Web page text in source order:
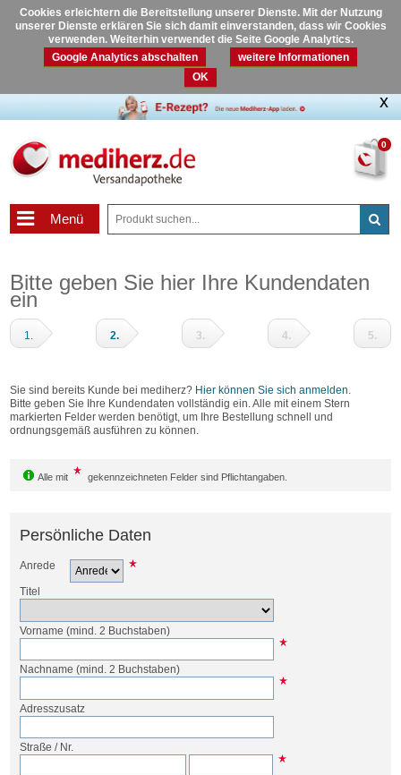
Cookies erleichtern die Bereitstellung unserer Dienste. Mit der Nutzung
unserer Dienste erklären Sie sich damit einverstanden, dass wir Cookies
verwenden. Weiterhin verwendet die Seite Google Analytics.
Google Analytics abschalten
weitere Informationen
OK
0
Menü
Bitte geben Sie hier Ihre Kundendaten
ein
1. 2. 3. 4.
und
Bestellen
5.
Sie sind bereits Kunde bei mediherz? Hier können Sie sich anmelden.
Bitte geben Sie Ihre Kundendaten vollständig ein. Alle mit einem Stern
markierten Felder werden benötigt, um Ihre Bestellung schnell und
ordnungsgemäß ausführen zu können.
Alle mit gekennzeichneten Felder sind Pflichtangaben.
Persönliche Daten
Anrede
Titel
Vorname (mind. 2 Buchstaben)
Nachname (mind. 2 Buchstaben)
Adresszusatz
Straße / Nr.